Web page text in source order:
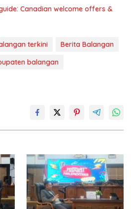
Canadian welcome offers &
terkini
Berita Balangan
balangan